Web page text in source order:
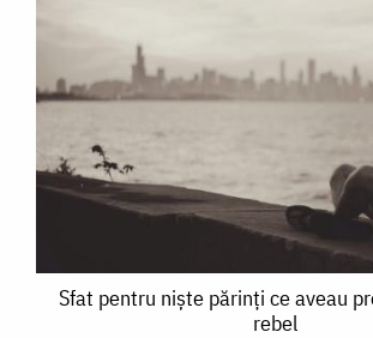
Sfat
Sfat pentru niște părinți ce aveau
rebel